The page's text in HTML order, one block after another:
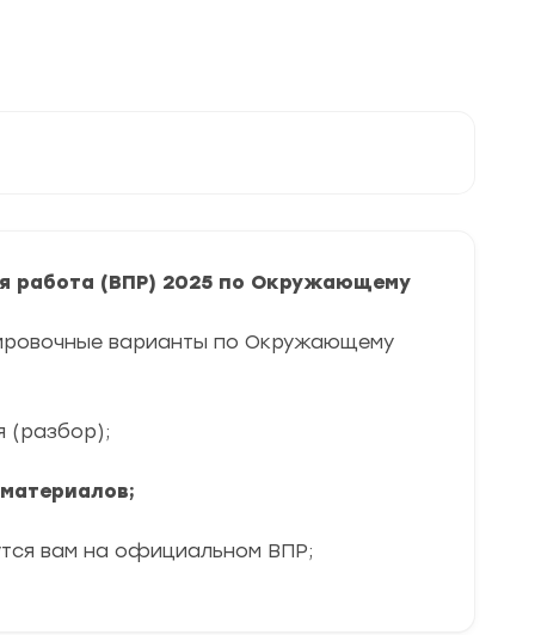
работа (ВПР) 2025 по Окружающему
варианты по Окружающему
(разбор);
вам на официальном ВПР;